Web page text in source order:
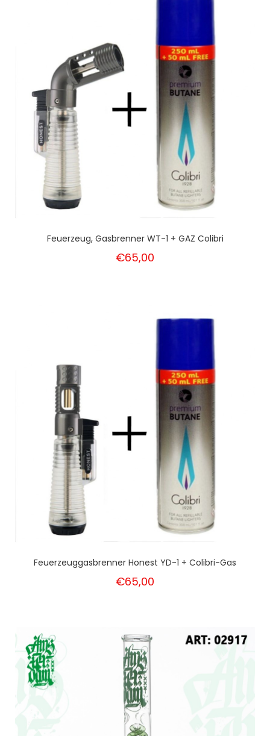
Feuerzeug, Gasbrenner WT-1 + GAZ Colibri
€65,00
Feuerzeuggasbrenner Honest YD-1 + Colibri-Gas
€65,00